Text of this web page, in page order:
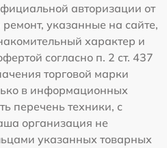
авторизации от
указанные на сайте,
характер и
согласно п. 2 ст. 437
торговой марки
в информационных
перечень техники, с
организация не
указанных товарных